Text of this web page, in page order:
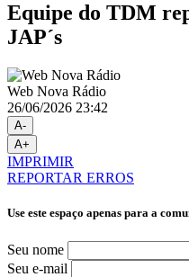
Equipe do TDM
JAP´s
Web Nova Rádio
26/06/2026 23:42
A-
A+
IMPRIMIR
REPORTAR ERROS
Use este espaço apenas para a
Seu nome
Seu e-mail